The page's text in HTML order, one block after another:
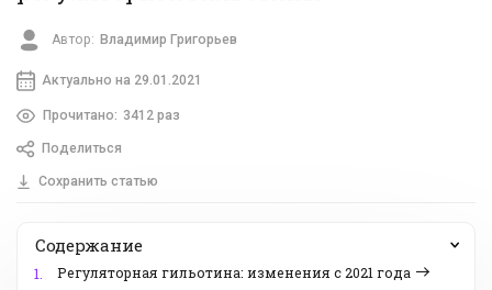
Автор: Владимир Григорьев
Актуально на 29.01.2021
Прочитано: 3412 раз
Поделиться
Сохранить статью
Содержание
1.
Регуляторная гильотина: изменения с 2021 года